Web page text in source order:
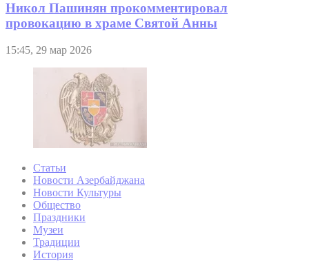
Никол Пашинян прокомментировал
провокацию в храме Святой Анны
15:45, 29 мар 2026
Статьи
Новости Азербайджана
Новости Культуры
Общество
Праздники
Музеи
Традиции
История